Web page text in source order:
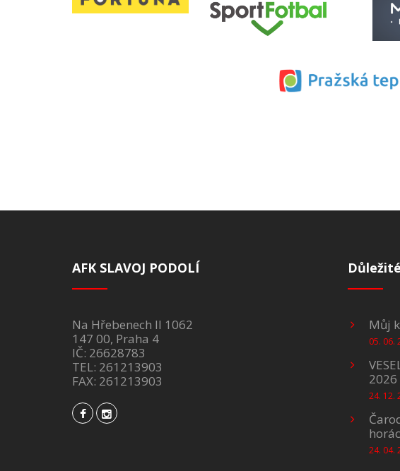
AFK SLAVOJ PODOLÍ
Na Hřebenech II 1062
147 00, Praha 4
IČ: 26628783
TEL: 261213903
FAX: 261213903
Můj
05. 06.
2026
24. 12.
24. 04.